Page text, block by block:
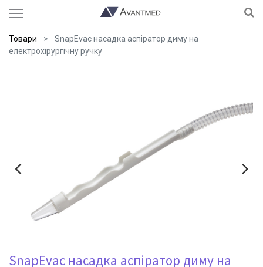
Товари
SnapEvac насадка аспіратор диму на
електрохірургічну ручку
SnapEvac насадка аспіратор диму на